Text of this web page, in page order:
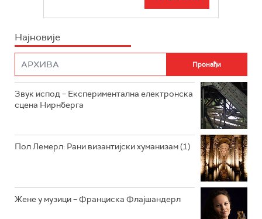
РАДИО РОКЕНРОЛЕР
РАДИО ЏЕЗЕР
ИНФО
Најновије
Звук испод – Експериментална електронска
сцена Нирнберга
Пол Лемерл: Рани византијски хуманизам (1)
Жене у музици – Франциска Флајшандерл